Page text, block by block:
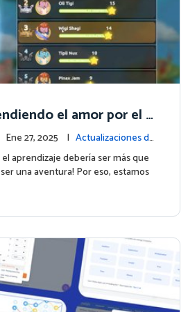
el amor por el a
de la competencia am
| Ene 27, 2025 | Actualizaciones de
aprendizaje debería ser más que
una aventura! Por eso, estamos